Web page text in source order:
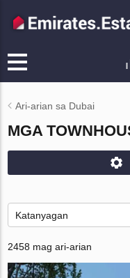
Ari-arian sa Dubai
MGA
Katanyagan
2458 mag ari-arian